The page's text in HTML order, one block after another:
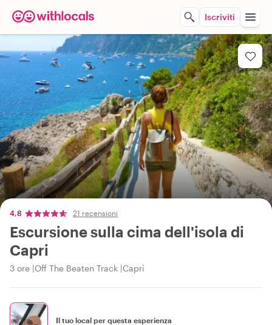
Iscriviti
4,8 21 recensioni
Escursione sulla cima dell'isola di
Capri
3 ore Off The Beaten Track Capri
Il tuo local per questa esperienza